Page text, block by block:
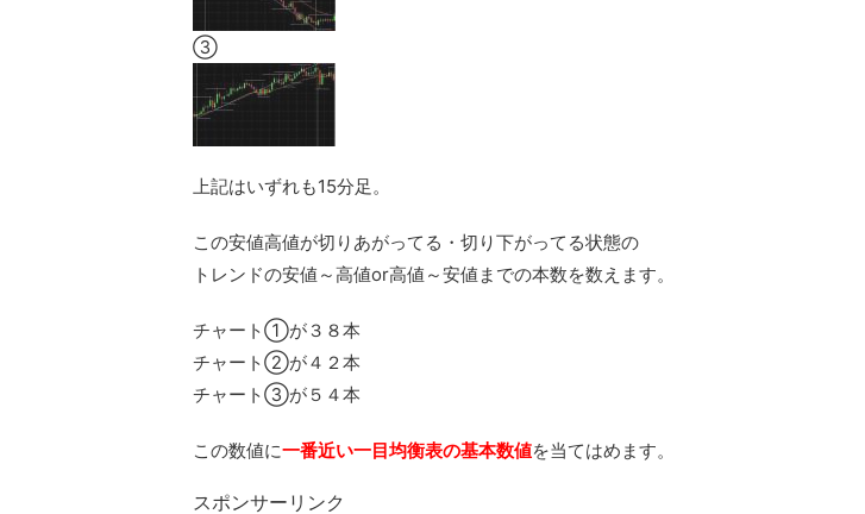
③
上記はいずれも15分足。
この安値高値が切りあがってる・切り下がってる状態の
トレンドの安値～高値or高値～安値までの本数を数えます。
チャート①が３８本
チャート②が４２本
チャート③が５４本
この数値に一番近い一目均衡表の基本数値を当てはめます。
スポンサーリンク